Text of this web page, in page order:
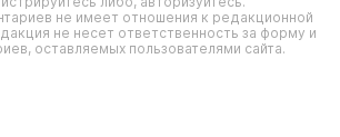
не имеет отношения к редакционной
не несет ответственность за форму и
оставляемых пользователями сайта.